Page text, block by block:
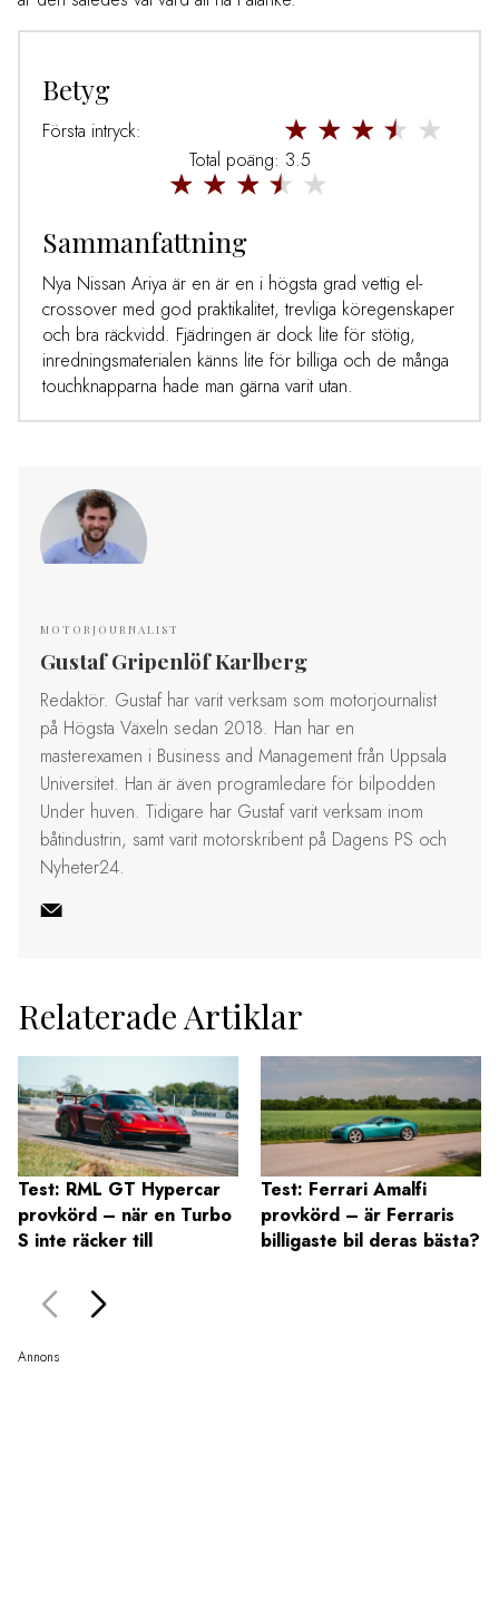
Betyg
Första intryck:
Total poäng: 3.5
Sammanfattning
Nya Nissan Ariya är en är en i högsta grad vettig el-
crossover med god praktikalitet, trevliga köregenskaper
och bra räckvidd. Fjädringen är dock lite för stötig,
inredningsmaterialen känns lite för billiga och de många
touchknapparna hade man gärna varit utan.
MOTORJOURNALIST
Gustaf Gripenlöf Karlberg
Redaktör. Gustaf har varit verksam som motorjournalist
på Högsta Växeln sedan 2018. Han har en
masterexamen i Business and Management från Uppsala
Universitet. Han är även programledare för bilpodden
Under huven. Tidigare har Gustaf varit verksam inom
båtindustrin, samt varit motorskribent på Dagens PS och
Nyheter24.
Relaterade Artiklar
Test: RML GT Hypercar
provkörd – när en Turbo
S inte räcker till
Test: Ferrari Amalfi
provkörd – är Ferraris
billigaste bil deras bästa?
Annons